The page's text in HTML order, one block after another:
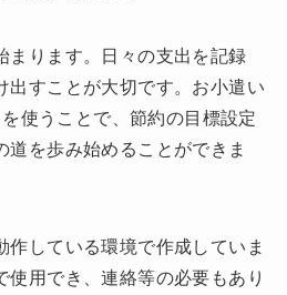
まります。日々の支出を記録
出すことが大切です。お小遣い
使うことで、節約の目標設定
道を歩み始めることができま
作している環境で作成していま
使用でき、連絡等の必要もあり